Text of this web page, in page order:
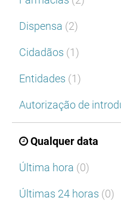
Dispensa (2)
Cidadãos (1)
Entidades (1)
Autorização de
Qualquer data
Última hora (0)
Últimas 24 horas (0)